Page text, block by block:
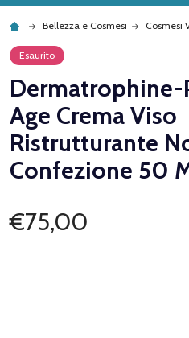
Bellezza e Cosmesi Cosmesi
Esaurito
Dermatrophine-
Age Crema Viso
Ristrutturante
Confezione 50
€75,00